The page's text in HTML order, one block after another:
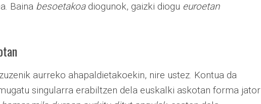
Baina besoetakoadiogunok, gaizki diogu euroetan
aurreko ahapaldietakoekin, nire ustez. Kontua da
singularra erabiltzen dela euskalki askotan forma jator